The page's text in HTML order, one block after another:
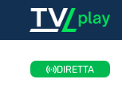
DIRETTA